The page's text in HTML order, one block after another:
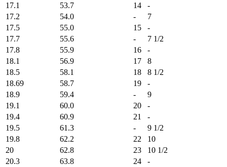
17.1
53.7 14
-
17.2
54.0 -
7
17.5
55.0 15
-
17.7
55.6 -
7 1/2
17.8
55.9 16
-
18.1
56.9 17
8
18.5
58.1 18
8 1/2
18.69
58.7 19
-
18.9
59.4 -
9
19.1
60.0 20
-
19.4
60.9 21
-
19.5
61.3 -
9 1/2
19.8
62.2 22
10
20
62.8 23
10 1/2
20.3
63.8 24
-